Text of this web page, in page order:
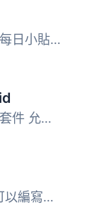
您曾經想過要顯示每日佳句、每日小貼士或每日摘錄嗎？ 您是否...
GetPaid 外掛的報價功能擴充套件 允許您建立報價單，將其發送...
使用 Simple Note 外掛程式可以編寫資訊、警告、錯誤或成功的...